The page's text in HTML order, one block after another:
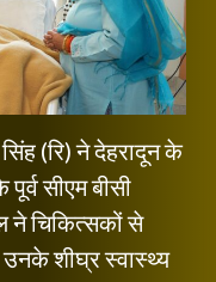
(रि) ने देहरादून के
सीएम बीसी
ने चिकित्सकों से
शीघ्र स्वास्थ्य